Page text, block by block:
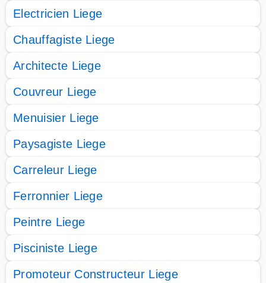
Electricien Liege
Chauffagiste Liege
Architecte Liege
Couvreur Liege
Menuisier Liege
Paysagiste Liege
Carreleur Liege
Ferronnier Liege
Peintre Liege
Pisciniste Liege
Promoteur Constructeur Liege